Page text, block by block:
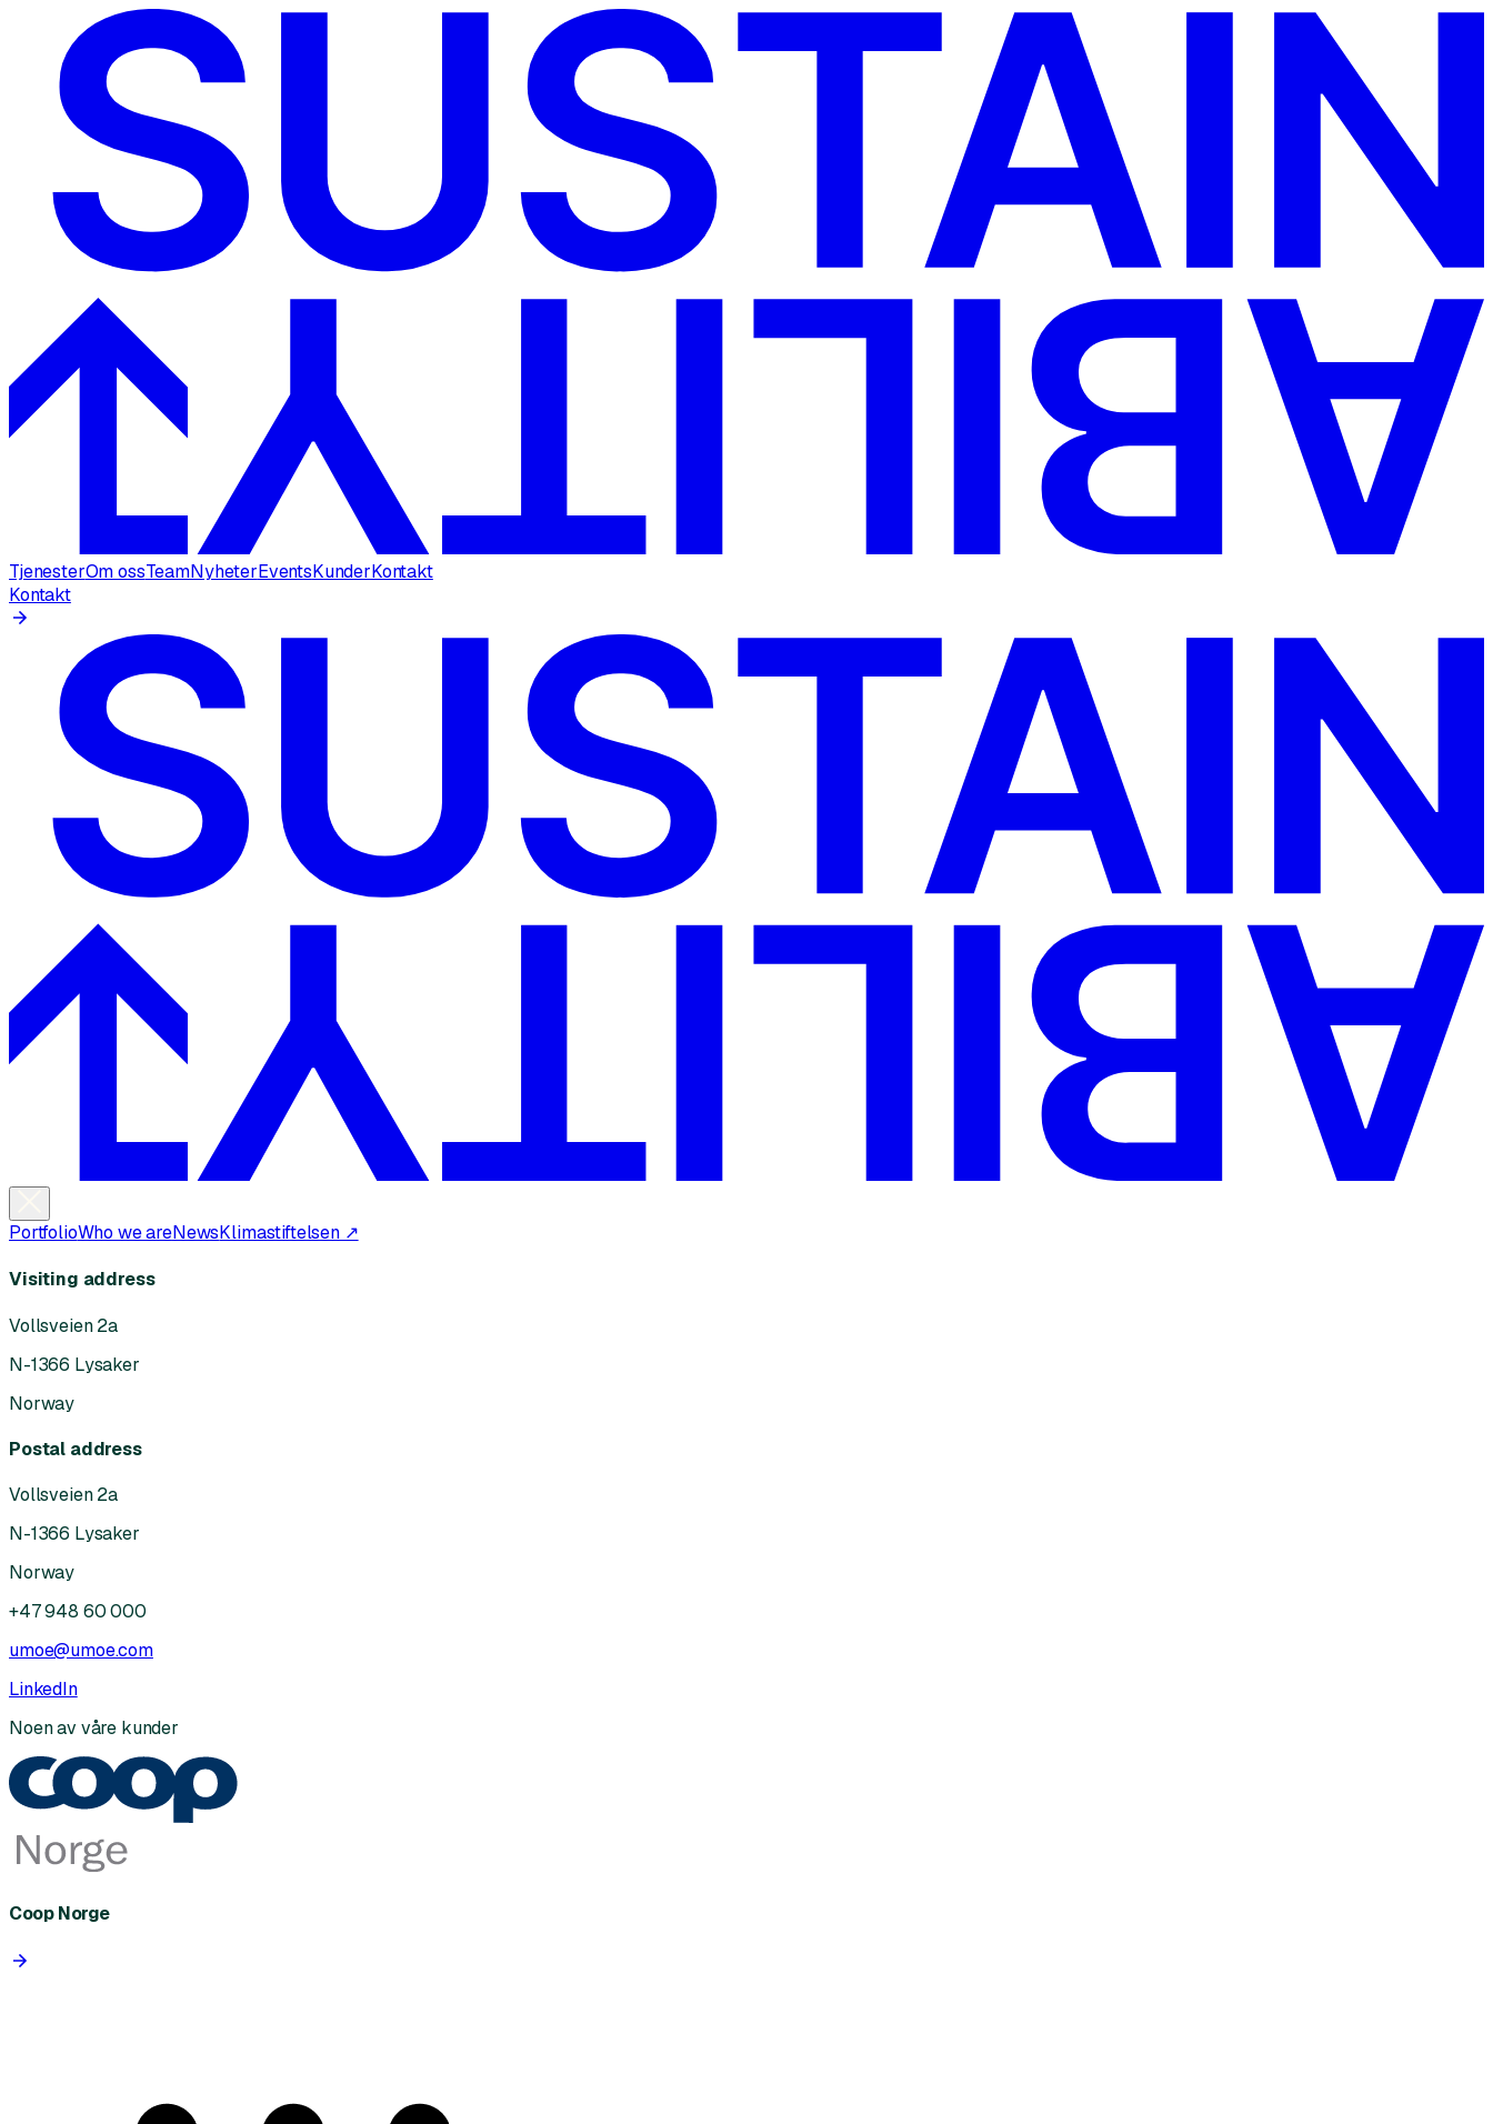
TjenesterOm ossTeamNyheterEventsKunderKontakt
Kontakt
PortfolioWho we areNewsKlimastiftelsen ↗
Visiting address
Vollsveien 2a
N-1366 Lysaker
Norway
Postal address
Vollsveien 2a
N-1366 Lysaker
Norway
+47 948 60 000
umoe@umoe.com
LinkedIn
Noen av våre kunder
Coop Norge